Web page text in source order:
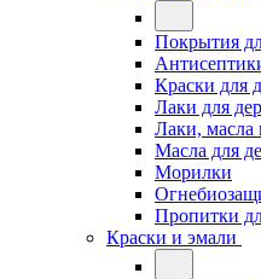
Покрытия
Краски для
Лаки для
Лаки, масла
Масла для
Морилки
Пропитки
Краски и эмали